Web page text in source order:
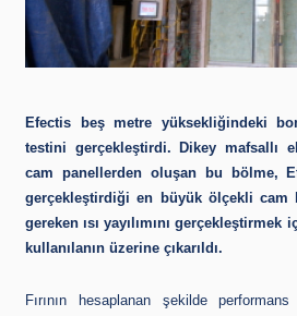
Efectis beş metre yüksekliğindeki
testini gerçekleştirdi. Dikey mafsallı
cam panellerden oluşan bu bölme,
gerçekleştirdiği en büyük ölçekli cam
gereken ısı yayılımını
kullanılanın üzerine çıkarıldı.
Fırının hesaplanan şekilde